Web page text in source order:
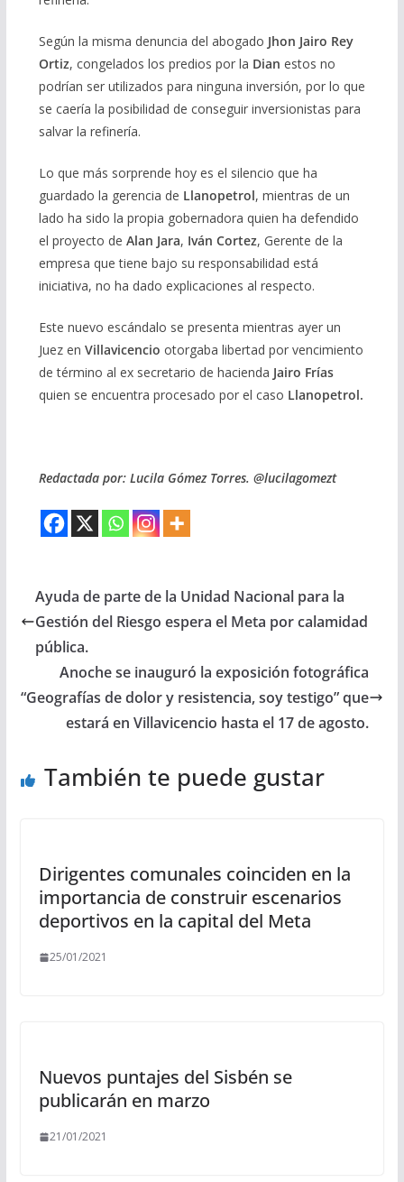
Según la misma denuncia del abogado Jhon Jairo Rey
Ortiz, congelados los predios por la Dian estos no
podrían ser utilizados para ninguna inversión, por lo que
se caería la posibilidad de conseguir inversionistas para
salvar la refinería.
Lo que más sorprende hoy es el silencio que ha
guardado la gerencia de Llanopetrol, mientras de un
lado ha sido la propia gobernadora quien ha defendido
el proyecto de Alan Jara, Iván Cortez, Gerente de la
empresa que tiene bajo su responsabilidad está
iniciativa, no ha dado explicaciones al respecto.
Este nuevo escándalo se presenta mientras ayer un
Juez en Villavicencio otorgaba libertad por vencimiento
de término al ex secretario de hacienda Jairo Frías
quien se encuentra procesado por el caso Llanopetrol.
Redactada por: Lucila Gómez Torres. @lucilagomezt
Ayuda de parte de la Unidad Nacional para la
Gestión del Riesgo espera el Meta por calamidad
pública.
Anoche se inauguró la exposición fotográfica
“Geografías de dolor y resistencia, soy testigo” que
estará en Villavicencio hasta el 17 de agosto.
También te puede gustar
Dirigentes comunales coinciden en la
importancia de construir escenarios
deportivos en la capital del Meta
25/01/2021
Nuevos puntajes del Sisbén se
publicarán en marzo
21/01/2021